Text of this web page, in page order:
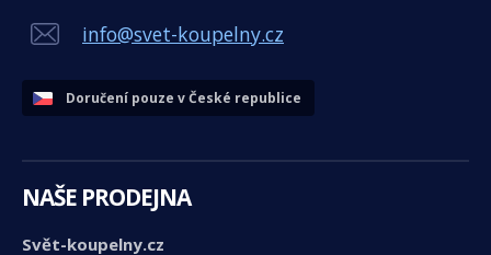
info@svet-koupelny.cz
Doručení pouze v České republice
NAŠE PRODEJNA
Svět-koupelny.cz